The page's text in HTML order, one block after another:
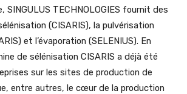
SINGULUS TECHNOLOGIES fournit des
(CISARIS), la pulvérisation
et l’évaporation (SELENIUS). En
de sélénisation CISARIS a déjà été
sur les sites de production de
entre autres, le cœur de la production